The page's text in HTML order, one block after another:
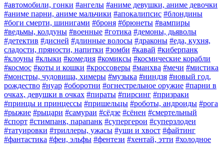
#автомобили, гонки #ангелы #аниме девушки, аниме девочки
#аниме парни, аниме мальчики #апокалипсис #блондины
#боги смерти, шинигами #броня #брюнеты #вампиры
#ведьмы, колдуны #военные #готика #демоны, дьяволы
#детектив #дисней #длинные волосы #драконы #еда, кухня,
сладости, пряности, напитки #зомби #кавай #киберпанк
#клоуны #клыки #комедия #комиксы #космические корабли
#космос #коты и кошки #кроссоверы #манхва #мечи #мистика
#монстры, чудовища, химеры #музыка #ниндзя #новый год,
рождество #нуар #оборотни #огнестрельное оружие #парни в
очках, девушки в очках #пираты #пирсинг #призраки
#принцы и принцессы #пришельцы #роботы, андроиды #рога
#рыжие #рыцари #самураи #сёдзе #сёнен #смертельный
#спорт #стимпанк, парапанк #супергерои #суперзлодеи
#татуировки #триллеры, ужасы #уши и хвост #файтинг
#фантастика #феи, эльфы #фентези #хентай, этти #холодное